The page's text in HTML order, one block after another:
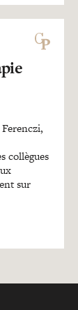
collègues
sur